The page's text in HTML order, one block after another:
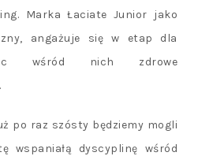
Marka Łaciate Junior jako
angażuje się w etap dla
wśród nich zdrowe
po raz szósty będziemy mogli
wspaniałą dyscyplinę wśród